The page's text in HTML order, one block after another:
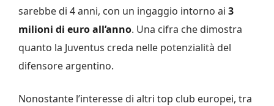
sarebbe di 4 anni, con un ingaggio intorno ai 3
milioni di euro all’anno. Una cifra che dimostra
quanto la Juventus creda nelle potenzialità del
difensore argentino.
Nonostante l’interesse di altri top club europei, tra